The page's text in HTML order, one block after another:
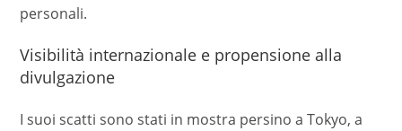
personali.
Visibilità internazionale e propensione alla
divulgazione
I suoi scatti sono stati in mostra persino a Tokyo, a